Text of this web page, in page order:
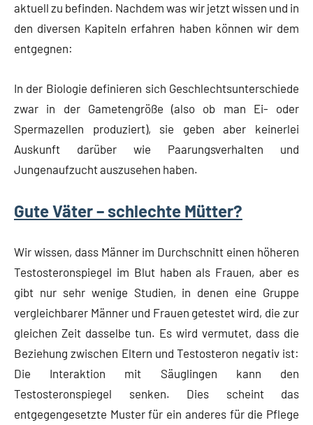
aktuell zu befinden. Nachdem was wir jetzt wissen und in
den diversen Kapiteln erfahren haben können wir dem
entgegnen:
In der Biologie definieren sich Geschlechtsunterschiede
zwar in der Gametengröße (also ob man Ei- oder
Spermazellen produziert), sie geben aber keinerlei
Auskunft darüber wie Paarungsverhalten und
Jungenaufzucht auszusehen haben.
Gute Väter – schlechte Mütter?
Wir wissen, dass Männer im Durchschnitt einen höheren
Testosteronspiegel im Blut haben als Frauen, aber es
gibt nur sehr wenige Studien, in denen eine Gruppe
vergleichbarer Männer und Frauen getestet wird, die zur
gleichen Zeit dasselbe tun. Es wird vermutet, dass die
Beziehung zwischen Eltern und Testosteron negativ ist:
Die Interaktion mit Säuglingen kann den
Testosteronspiegel senken. Dies scheint das
entgegengesetzte Muster für ein anderes für die Pflege